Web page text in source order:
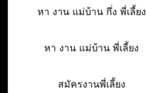
หา งาน แม่บ้าน กึ่ง พี่เลี้ยง
หา งาน แม่บ้าน พี่เลี้ยง
สมัครงานพี่เลี้ยง